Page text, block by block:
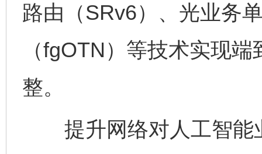
路由（SRv6）、光业务
（fgOTN）等技术实现
整。
提升网络对人工智能